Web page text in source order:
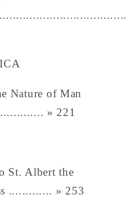
Nature of Man
» 221
St. Albert the
............. » 253